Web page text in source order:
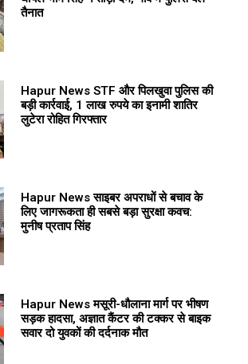
तैनात
Hapur News STF और पिलखुवा पुलिस की
बड़ी कार्रवाई, 1 लाख रुपये का इनामी शातिर
लुटेरा रोहित गिरफ्तार
Hapur News साइबर अपराधों से बचाव के
लिए जागरूकता ही सबसे बड़ा सुरक्षा कवच:
मुनीष प्रताप सिंह
Hapur News मसूरी-धौलाना मार्ग पर भीषण
सड़क हादसा, अज्ञात कैंटर की टक्कर से बाइक
सवार दो युवकों की दर्दनाक मौत